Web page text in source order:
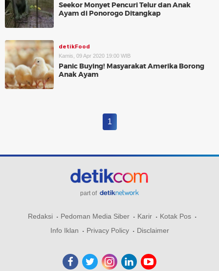
Seekor Monyet Pencuri Telur dan Anak
Ayam di Ponorogo Ditangkap
detikFood
Kamis, 09 Apr 2020 19:00 WIB
Panic Buying! Masyarakat Amerika Borong
Anak Ayam
1
part of
Redaksi Pedoman Media Siber Karir
Kotak Pos
Info Iklan
Privacy Policy Disclaimer